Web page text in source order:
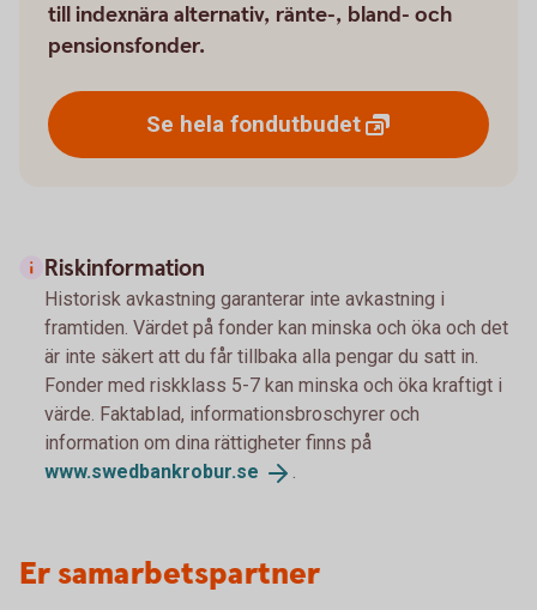
till indexnära alternativ, ränte-, bland- och
pensionsfonder.
Se hela fondutbudet
Riskinformation
Historisk avkastning garanterar inte avkastning i
framtiden. Värdet på fonder kan minska och öka och det
är inte säkert att du får tillbaka alla pengar du satt in.
Fonder med riskklass 5-7 kan minska och öka kraftigt i
värde. Faktablad, informationsbroschyrer och
information om dina rättigheter finns på
www.swedbankrobur.se .
Er samarbetspartner